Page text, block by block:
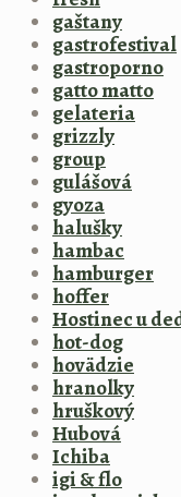
gaštany
gastrofestival
gastroporno
gatto matto
gelateria
grizzly
group
gulášová
gyoza
halušky
hambac
hamburger
hoffer
Hostinec u
hot-dog
hovädzie
hranolky
hruškový
Hubová
Ichiba
igi & flo